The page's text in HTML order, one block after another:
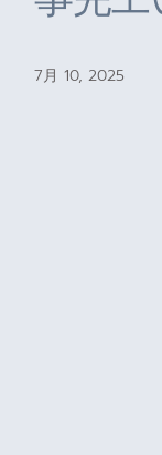
7月 10, 2025